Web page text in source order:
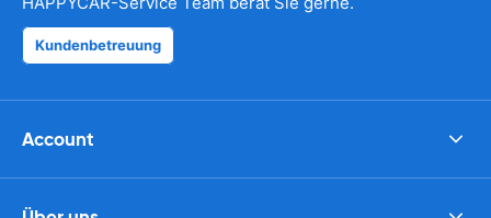
Kundenbetreuung
Account